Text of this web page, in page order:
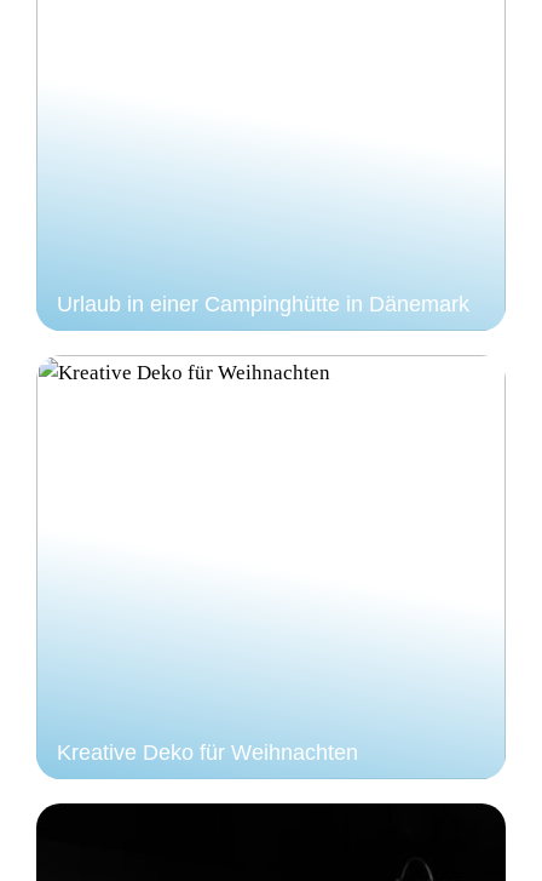
Urlaub in einer Campinghütte in Dänemark
Kreative Deko für Weihnachten